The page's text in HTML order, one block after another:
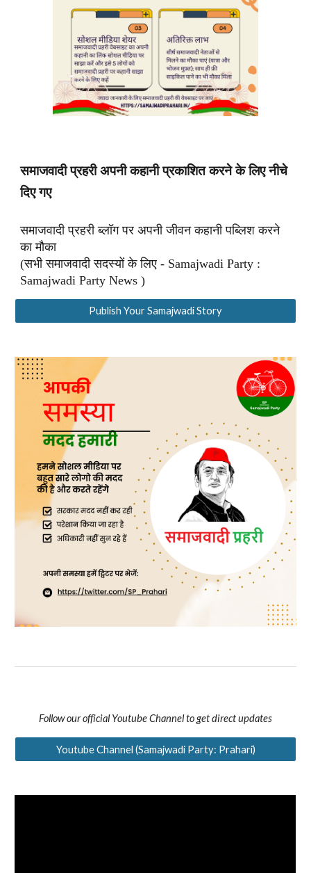
समाजवादी प्रहरी अपनी कहानी प्रकाशित करने के लिए नीचे
दिए गए
समाजवादी प्रहरी ब्लॉग पर अपनी जीवन कहानी पब्लिश करने
का मौका
(सभी समाजवादी सदस्यों के लिए - Samajwadi Party :
Samajwadi Party News )
Publish Your Samajwadi Story
Follow our official Youtube Channel to get direct updates
Youtube Channel (Samajwadi Party: Prahari)